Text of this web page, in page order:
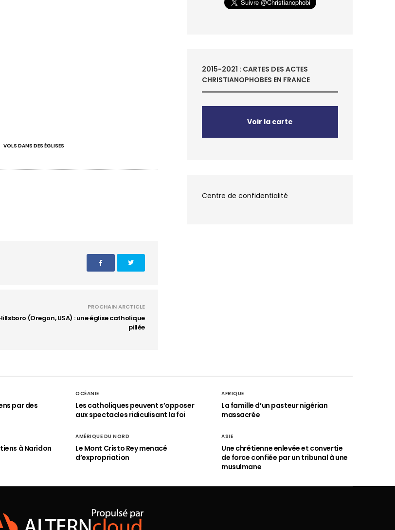
VOLS DANS DES ÉGLISES
PROCHAIN ARCTICLE
(Oregon, USA) : une église catholique
pillée
2015-2021 : CARTES DES ACTES
CHRISTIANOPHOBES EN FRANCE
Voir la carte
Centre de confidentialité
par des
OCÉANIE
Les catholiques peuvent s’opposer
aux spectacles ridiculisant la foi
AFRIQUE
La famille d’un pasteur nigérian
massacrée
à Naridon
AMÉRIQUE DU NORD
Le Mont Cristo Rey menacé
d’expropriation
ASIE
Une chrétienne enlevée et convertie
de force confiée par un tribunal à une
musulmane